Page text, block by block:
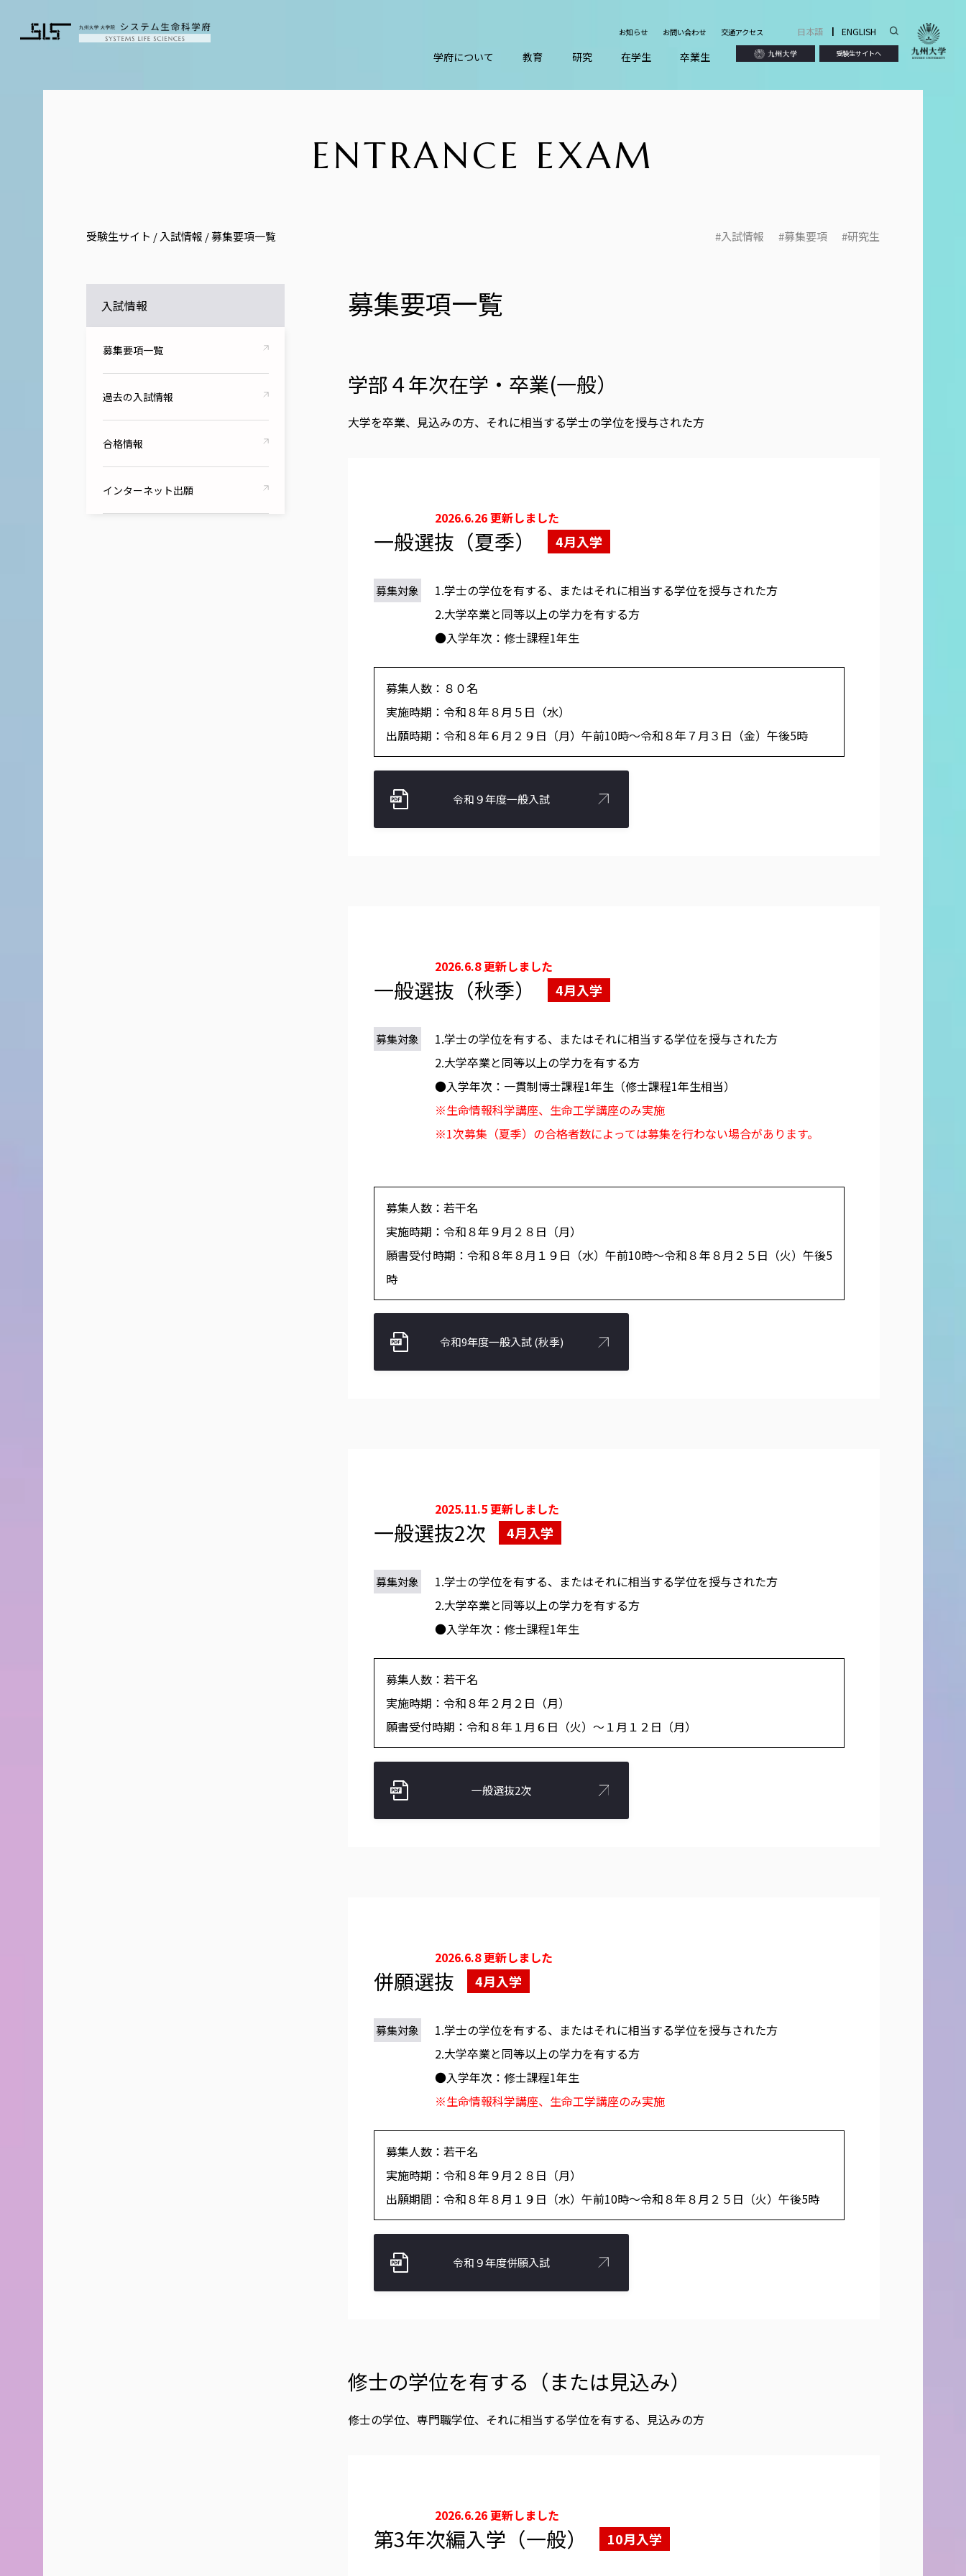
お知らせ お問い合わせ 交通アクセス 日本語 | ENGLISH
学府について 教育 研究 在学生 卒業生 受験生サイトへ
ENTRANCE EXAM
受験生サイト / 入試情報 /募集要項一覧 入試情報 募集要項 研究生
入試情報
募集要項一覧
過去の入試情報
合格情報
インターネット出願
募集要項一覧
学部４年次在学・卒業(一般）
大学を卒業、見込みの方、それに相当する学士の学位を授与された方
2026.6.26 更新しました
一般選抜（夏季） 4月入学
募集対象
1.学士の学位を有する、またはそれに相当する学位を授与された方
2.大学卒業と同等以上の学力を有する方
●入学年次：修士課程1年生
募集人数：８０名
実施時期：令和８年８月５日（水）
出願時期：令和８年６月２９日（月）午前10時～令和８年７月３日（金）午後5時
令和９年度一般入試
2026.6.8 更新しました
一般選抜（秋季） 4月入学
募集対象
1.学士の学位を有する、またはそれに相当する学位を授与された方
2.大学卒業と同等以上の学力を有する方
●入学年次：一貫制博士課程1年生（修士課程1年生相当）
※生命情報科学講座、生命工学講座のみ実施
※1次募集（夏季）の合格者数によっては募集を行わない場合があります。
募集人数：若干名
実施時期：令和８年９月２８日（月）
願書受付時期：令和８年８月１９日（水）午前10時～令和８年８月２５日（火）午後5
時
令和9年度一般入試 (秋季)
2025.11.5 更新しました
一般選抜2次 4月入学
募集対象
1.学士の学位を有する、またはそれに相当する学位を授与された方
2.大学卒業と同等以上の学力を有する方
●入学年次：修士課程1年生
募集人数：若干名
実施時期：令和８年２月２日（月）
願書受付時期：令和８年１月６日（火）～１月１２日（月）
一般選抜2次
2026.6.8 更新しました
併願選抜 4月入学
募集対象
1.学士の学位を有する、またはそれに相当する学位を授与された方
2.大学卒業と同等以上の学力を有する方
●入学年次：修士課程1年生
※生命情報科学講座、生命工学講座のみ実施
募集人数：若干名
実施時期：令和８年９月２８日（月）
出願期間：令和８年８月１９日（水）午前10時～令和８年８月２５日（火）午後5時
令和９年度併願入試
修士の学位を有する（または見込み）
修士の学位、専門職学位、それに相当する学位を有する、見込みの方
2026.6.26 更新しました
第3年次編入学（一般） 10月入学